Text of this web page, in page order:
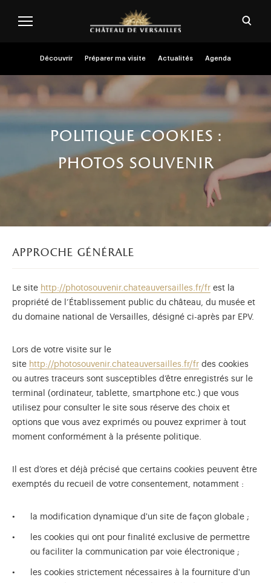
onglet)
nouvel onglet)
fenêtre modale)
de l'application (ouverture dans un nouvel onglet)
Découvrir Préparer ma visite Actualités Agenda
politique cookies :
photos souvenir
approche générale
Le site http://photosouvenir.chateauversailles.fr/fr est la
propriété de l’Établissement public du château, du musée et
du domaine national de Versailles, désigné ci-après par EPV.
Lors de votre visite sur le
site http://photosouvenir.chateauversailles.fr/fr des cookies
ou autres traceurs sont susceptibles d’être enregistrés sur le
terminal (ordinateur, tablette, smartphone etc.) que vous
utilisez pour consulter le site sous réserve des choix et
options que vous avez exprimés ou pouvez exprimer à tout
moment conformément à la présente politique.
Il est d’ores et déjà précisé que certains cookies peuvent être
exemptés du recueil de votre consentement, notamment :
la modification dynamique d'un site de façon globale ;
les cookies qui ont pour finalité exclusive de permettre
ou faciliter la communication par voie électronique ;
les cookies strictement nécessaires à la fourniture d'un